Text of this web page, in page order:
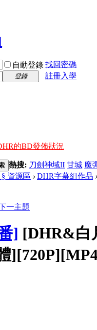
自動登錄 找回密碼
登錄
註冊入學
的BD發佈狀況
熱搜: 刀劍神域II 甘城 魔
資源區 › DHR字幕組作品 ›
] [DHR&白